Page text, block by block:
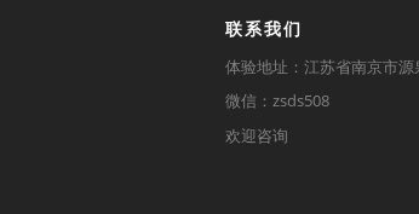
联系我们
体验地址：江苏省南京市源
微信：zsds508
欢迎咨询